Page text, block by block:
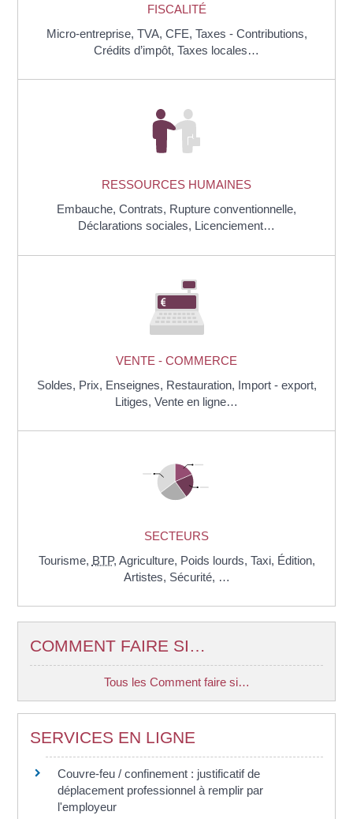
FISCALITÉ
Micro-entreprise, TVA, CFE, Taxes - Contributions,
Crédits d’impôt, Taxes locales…
RESSOURCES HUMAINES
Embauche, Contrats, Rupture conventionnelle,
Déclarations sociales, Licenciement…
VENTE - COMMERCE
Soldes, Prix, Enseignes, Restauration, Import - export,
Litiges, Vente en ligne…
SECTEURS
Tourisme, BTP, Agriculture, Poids lourds, Taxi, Édition,
Artistes, Sécurité, …
COMMENT FAIRE SI…
Tous les Comment faire si…
SERVICES EN LIGNE
Couvre-feu / confinement : justificatif de
déplacement professionnel à remplir par
l'employeur